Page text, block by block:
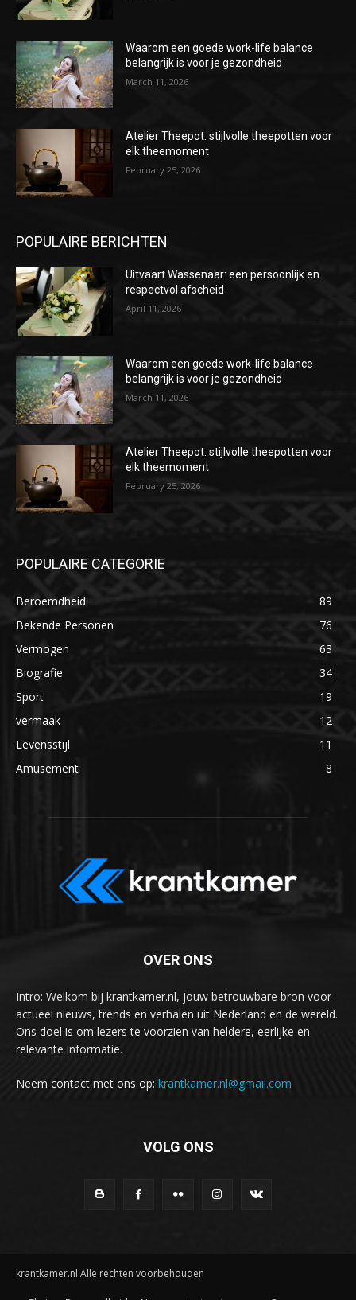
Waarom een goede work-life balance
belangrijk is voor je gezondheid
March 11, 2026
Atelier Theepot: stijlvolle theepotten voor
elk theemoment
February 25, 2026
POPULAIRE BERICHTEN
Uitvaart Wassenaar: een persoonlijk en
respectvol afscheid
April 11, 2026
Waarom een goede work-life balance
belangrijk is voor je gezondheid
March 11, 2026
Atelier Theepot: stijlvolle theepotten voor
elk theemoment
February 25, 2026
POPULAIRE CATEGORIE
Beroemdheid
89
Bekende Personen
76
Vermogen
63
Biografie
34
Sport
19
vermaak
12
Levensstijl
11
Amusement
8
OVER ONS
Intro: Welkom bij krantkamer.nl, jouw betrouwbare bron voor
actueel nieuws, trends en verhalen uit Nederland en de wereld.
Ons doel is om lezers te voorzien van heldere, eerlijke en
relevante informatie.
Neem contact met ons op: krantkamer.nl@gmail.com
VOLG ONS
krantkamer.nl Alle rechten voorbehouden